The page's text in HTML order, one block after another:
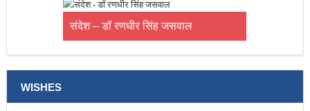
संदेश – डॉ रणधीर सिंह जसवाल
WISHES